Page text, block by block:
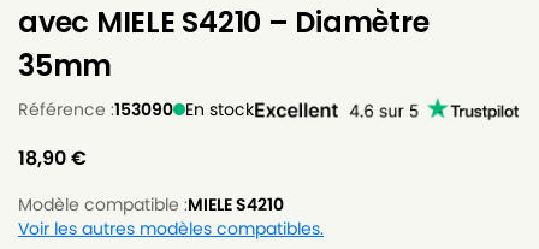
avec MIELE S4210 – Diamètre
35mm
Référence :153090 En stock
18,90€
Modèle compatible :MIELE S4210
Voir les autres modèles compatibles.